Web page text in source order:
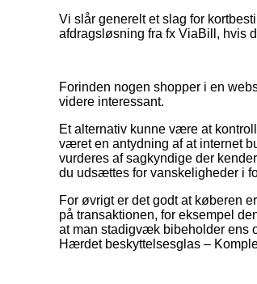
Vi slår generelt et slag for
afdragsløsning fra fx ViaBill, hvis
Forinden nogen shopper i en
videre interessant.
Et alternativ kunne være at
været en antydning af at internet
vurderes af sagkyndige der
du udsættes for vanskeligheder i
For øvrigt er det godt at køberen
på transaktionen, for eksempel
at man stadigvæk bibeholder ens
Hærdet beskyttelsesglas –